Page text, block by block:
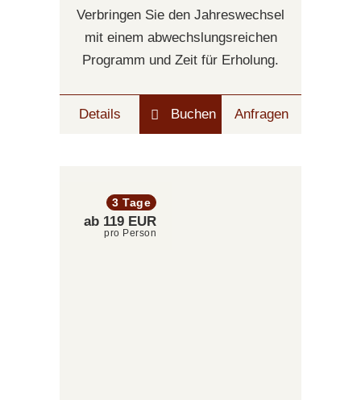
Verbringen Sie den Jahreswechsel
mit einem abwechslungsreichen
Programm und Zeit für Erholung.
Details Buchen Anfragen
3 Tage
ab 119 EUR
pro Person